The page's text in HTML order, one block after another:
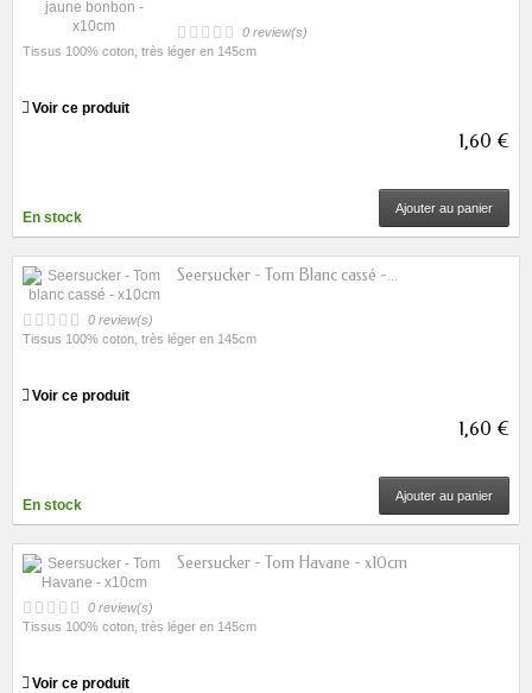
0 review(s)
Tissus 100% coton, très léger en 145cm
Voir ce produit
1,60 €
En stock
Ajouter au panier
Seersucker - Tom Blanc cassé -...
0 review(s)
Tissus 100% coton, très léger en 145cm
Voir ce produit
1,60 €
En stock
Ajouter au panier
Seersucker - Tom Havane - x10cm
0 review(s)
Tissus 100% coton, très léger en 145cm
Voir ce produit